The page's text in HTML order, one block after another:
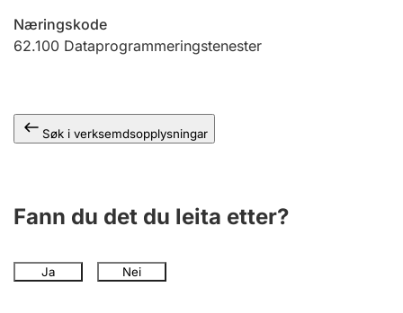
Andre tema
Næringskode
62.100 Dataprogrammeringstenester
Søk i verksemdsopplysningar
Fann du det du leita etter?
Ja Nei